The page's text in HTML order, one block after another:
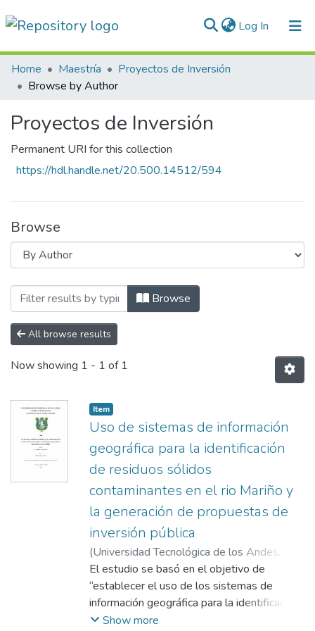
Log In (current)
Communities & Collections
All of DSpace
Normativas
Home Maestría
Proyectos de Inversión
Browse by Author
Proyectos de Inversión
Permanent URI for this collection
https://hdl.handle.net/20.500.14512/594
Browse
Browsing Proyectos de Inversión by
Browse
All browse results
Now showing 1 - 1 of 1
Item
Uso de sistemas de información
geográfica para la identificación
de residuos sólidos
contaminantes en el rio Mariño y
la generación de propuestas de
inversión pública
(Universidad Tecnológica de los Andes
2025-12)Segovia Ancco, Edwin ;Armando
Tarco Sánchez
El estudio se basó en el objetivo de
“establecer el uso de los sistemas de
información geográfica para la identificación
de los desechos sólidos contaminantes en
Show more